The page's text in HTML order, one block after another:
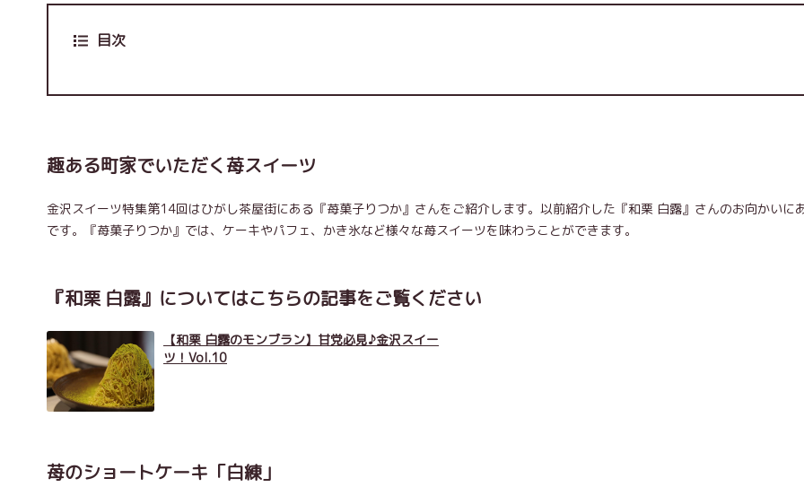
目次
趣ある町家でいただく苺スイーツ
金沢スイーツ特集第14回はひがし茶屋街にある『苺菓子りつか』さんをご紹介します。以前紹介した『和栗 白露』さんのお向かいに
です。『苺菓子りつか』では、ケーキやパフェ、かき氷など様々な苺スイーツを味わうことができます。
『和栗 白露』についてはこちらの記事をご覧ください
【和栗 白露のモンブラン】甘党必見♪金沢スイー
ツ！Vol.10
苺のショートケーキ「白練」